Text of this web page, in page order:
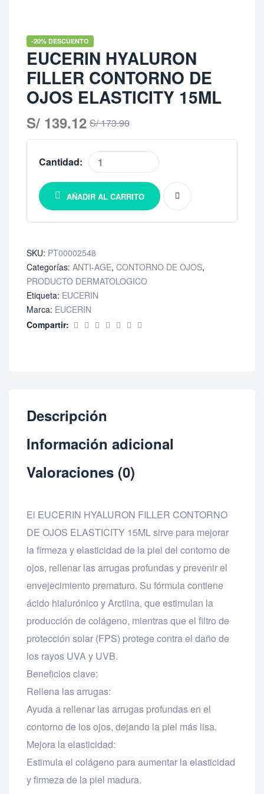
-20% DESCUENTO
EUCERIN HYALURON
FILLER CONTORNO DE
OJOS ELASTICITY 15ML
S/173.90
S/ 139.12
Cantidad:
AÑADIR AL CARRITO
SKU: PT00002548
Categorías: ANTI-AGE, CONTORNO DE OJOS,
PRODUCTO DERMATOLOGICO
Etiqueta: EUCERIN
Marca: EUCERIN
Compartir:
Descripción
Información adicional
Valoraciones (0)
El EUCERIN HYALURON FILLER CONTORNO
DE OJOS ELASTICITY 15ML sirve para mejorar
la firmeza y elasticidad de la piel del contorno de
ojos, rellenar las arrugas profundas y prevenir el
envejecimiento prematuro. Su fórmula contiene
ácido hialurónico y Arctiina, que estimulan la
producción de colágeno, mientras que el filtro de
protección solar (FPS) protege contra el daño de
los rayos UVA y UVB.
Beneficios clave:
Rellena las arrugas:
Ayuda a rellenar las arrugas profundas en el
contorno de los ojos, dejando la piel más lisa.
Mejora la elasticidad:
Estimula el colágeno para aumentar la elasticidad
y firmeza de la piel madura.